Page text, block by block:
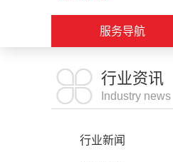
服务导航
施工资质
安证办理
行业资讯
Industry news
行业新闻